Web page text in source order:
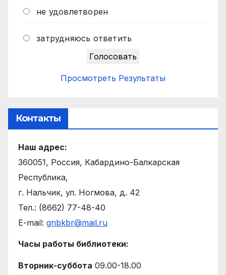
не удовлетворен
затрудняюсь ответить
Просмотреть Результаты
Контакты
Наш адрес:
360051, Россия, Кабардино-Балкарская
Республика,
г. Нальчик, ул. Ногмова, д. 42
Тел.: (8662) 77-48-40
E-mail: gnbkbr@mail.ru
Часы работы библиотеки:
Вторник-суббота 09.00-18.00